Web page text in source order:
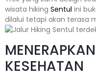
wisata hiking Sentul ini
dilalui tetapi akan terasa
KESEHATAN